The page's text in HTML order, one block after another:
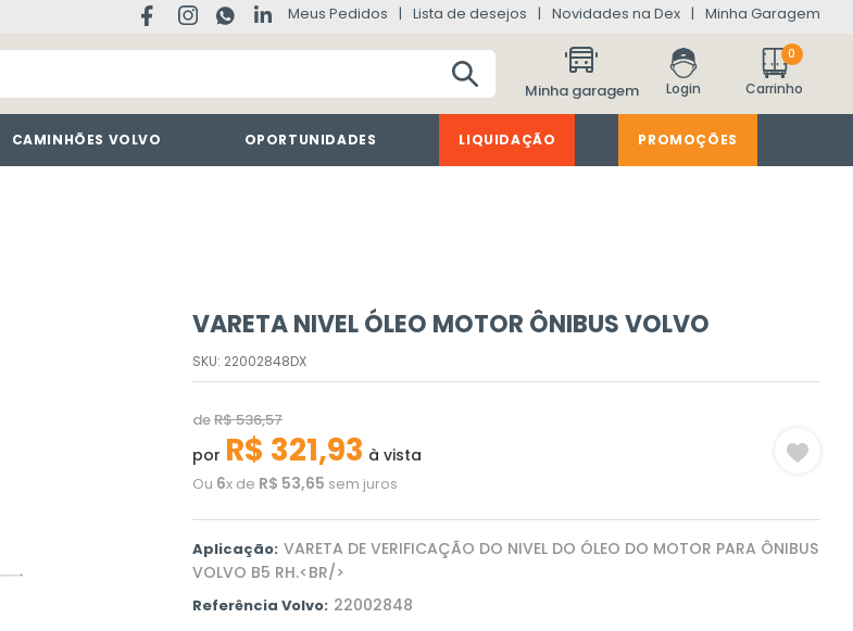
Meus Pedidos Lista de desejos Novidades na Dex Minha Garagem
Minha garagem
0
CAMINHÕES VOLVO OPORTUNIDADES LIQUIDAÇÃO PROMOÇÕES
VARETA NIVEL ÓLEO MOTOR ÔNIBUS VOLVO
SKU: 22002848DX
deR$536,57
por R$ 321,93 à vista
Ou 6x de R$ 53,65 sem juros
Aplicação: VARETA DE VERIFICAÇÃO DO NIVEL DO ÓLEO DO MOTOR PARA ÔNIBUS
VOLVO B5 RH.<BR/>
Referência Volvo: 22002848